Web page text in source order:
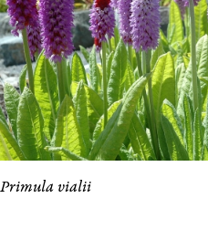
Primula vialii